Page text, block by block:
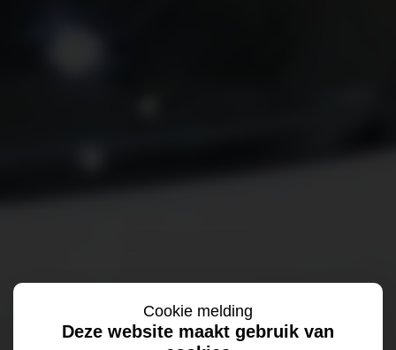
Cookie melding
Deze website maakt gebruik van